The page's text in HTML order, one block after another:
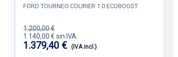
FORD TOURNEO COURIER 1.0 ECOBOOST
1.200,00 €
1.140,00 € sin IVA.
1.379,40 € (IVA incl.)